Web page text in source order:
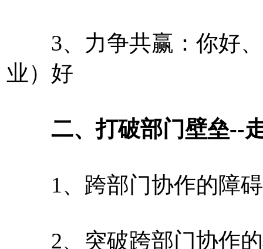
3、力争共赢：你好、
业）好
二、打破部门壁垒--走
1、跨部门协作的障碍
2、突破跨部门协作的